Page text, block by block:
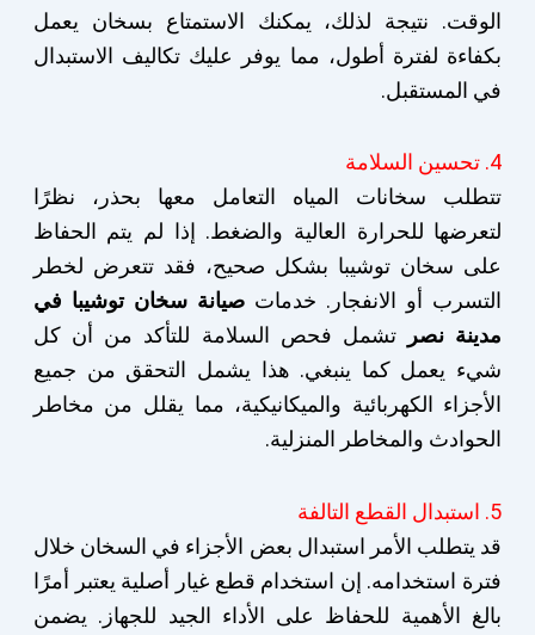
الوقت. نتيجة لذلك، يمكنك الاستمتاع بسخان يعمل
بكفاءة لفترة أطول، مما يوفر عليك تكاليف الاستبدال
في المستقبل.
4. تحسين السلامة
تتطلب سخانات المياه التعامل معها بحذر، نظرًا
لتعرضها للحرارة العالية والضغط. إذا لم يتم الحفاظ
على سخان توشيبا بشكل صحيح، فقد تتعرض لخطر
التسرب أو الانفجار. خدماتصيانة سخان توشيبا في
مدينة نصرتشمل فحص السلامة للتأكد من أن كل
شيء يعمل كما ينبغي. هذا يشمل التحقق من جميع
الأجزاء الكهربائية والميكانيكية، مما يقلل من مخاطر
الحوادث والمخاطر المنزلية.
5. استبدال القطع التالفة
قد يتطلب الأمر استبدال بعض الأجزاء في السخان خلال
فترة استخدامه. إن استخدام قطع غيار أصلية يعتبر أمرًا
بالغ الأهمية للحفاظ على الأداء الجيد للجهاز. يضمن